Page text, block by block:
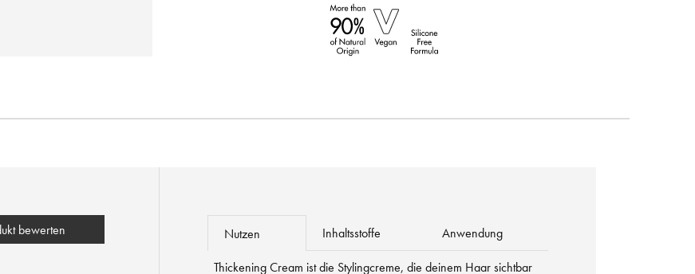
bewerten Nutzen Inhaltsstoffe Anwendung
Thickening Cream ist die Stylingcreme, die deinem Haar sichtbar